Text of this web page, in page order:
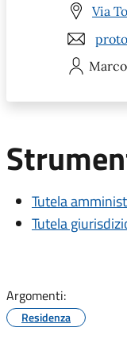
Via
Marco
Tutela
Tutela
Argomenti:
Residenza